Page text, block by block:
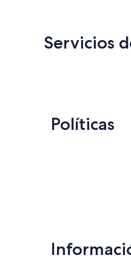
Servicios
Políticas